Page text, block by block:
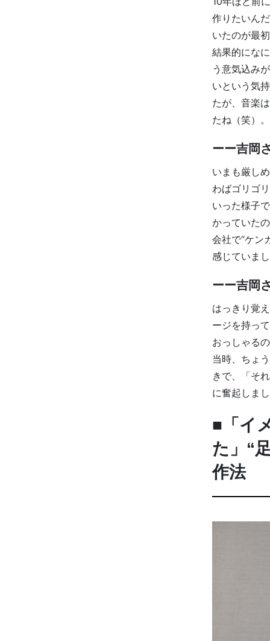
作りたいん
いたのが最
結果的にな
う意気込み
いという気
たが、音楽
たね（笑）。
ーー吉岡
いまも厳し
わばゴリゴ
いった様子
かっていた
会社で“ケン
感じていま
ーー吉岡
はっきり覚
ージを持っ
おっしゃる
当時、ちょ
きで、「そ
に奮起しま
■「イ
た」“
作法